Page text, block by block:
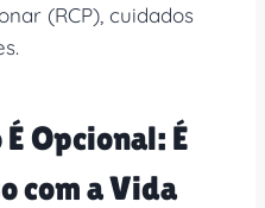
(RCP), cuidados
Opcional: É
com a Vida